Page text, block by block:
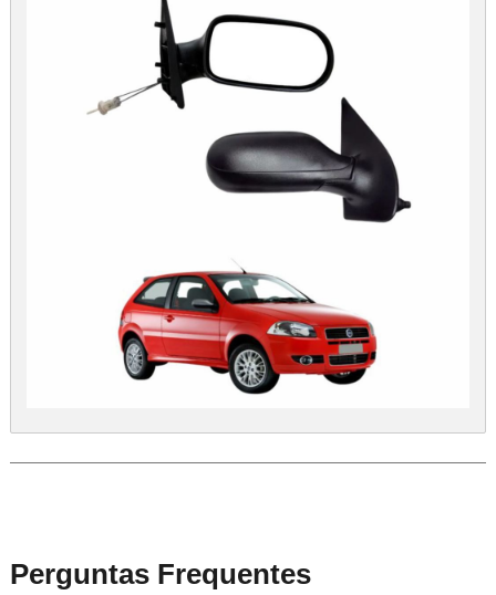
Perguntas Frequentes